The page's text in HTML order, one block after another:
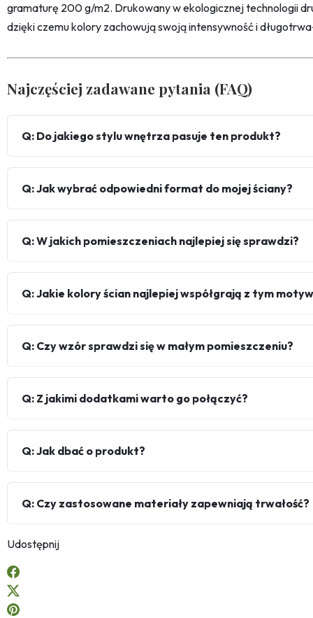
gramaturę 200 g/m2. Drukowany w ekologicznej technologii
dzięki czemu kolory zachowują swoją intensywność i
Najczęściej zadawane pytania (FAQ)
Q: Do jakiego stylu wnętrza pasuje ten produkt?
Q: Jak wybrać odpowiedni format do mojej ściany?
Q: W jakich pomieszczeniach najlepiej się sprawdzi?
Q: Jakie kolory ścian najlepiej współgrają z tym
Q: Czy wzór sprawdzi się w małym pomieszczeniu?
Q: Z jakimi dodatkami warto go połączyć?
Q: Jak dbać o produkt?
Q: Czy zastosowane materiały zapewniają trwałość?
Udostępnij